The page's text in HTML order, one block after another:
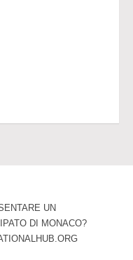
UN
DI MONACO?